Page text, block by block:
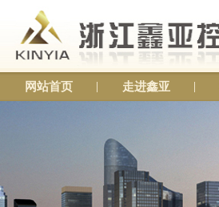
网站首页 走进鑫亚